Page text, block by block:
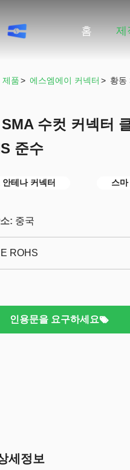
홈 제
제품> 에스엠에이 커넥터 > 황동
수컷 커넥터
준수
테나 커넥터 스마
: 중국
ROHS
인용문을 요구하세요
세정보